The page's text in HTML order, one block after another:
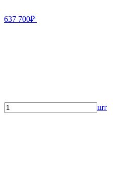
637 700₽
шт